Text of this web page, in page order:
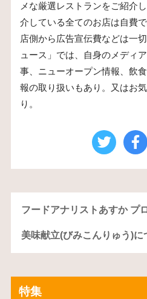
メな厳選レストランをご紹介
介している全てのお店は自費
店側から広告宣伝費などは一
ュース」では、自身のメディ
事、ニューオープン情報、飲
報の取り扱いもあり。又はお
り。
フードアナリストあすか プ
美味献立(びみこんりゅう)に
特集